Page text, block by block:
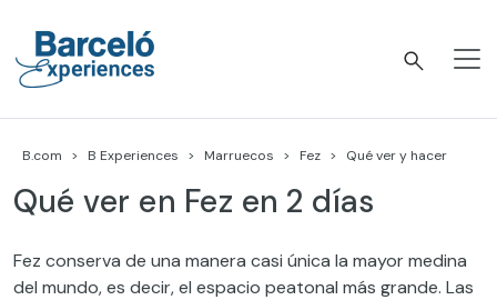
content
B.com B Experiences Marruecos Fez Qué ver y hacer
Qué ver en Fez en 2 días
Fez conserva de una manera casi única la mayor medina
del mundo, es decir, el espacio peatonal más grande. Las